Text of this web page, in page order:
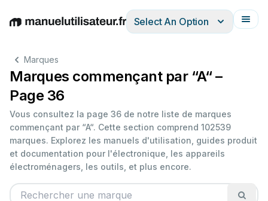
EnglishDeutschEspañolItalianoFrançais
Select An Option
Marques
Marques commençant par “A“ –
Page 36
Vous consultez la page 36 de notre liste de marques
commençant par “A“. Cette section comprend 102539
marques. Explorez les manuels d'utilisation, guides produit
et documentation pour l'électronique, les appareils
électroménagers, les outils, et plus encore.